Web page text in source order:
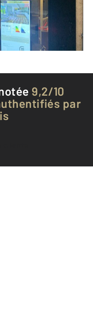
l'agence
9,2/10
par
clients